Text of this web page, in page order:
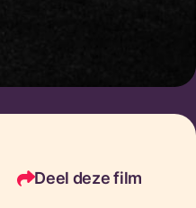
Deel deze film